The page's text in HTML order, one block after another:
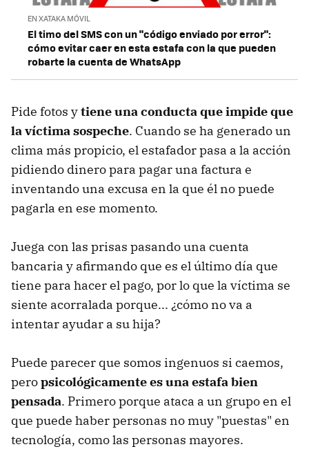
EN XATAKA MÓVIL
El timo del SMS con un "código enviado por error":
cómo evitar caer en esta estafa con la que pueden
robarte la cuenta de WhatsApp
Pide fotos ytiene una conducta que impide que
la víctima sospeche. Cuando se ha generado un
clima más propicio, el estafador pasa a la acción
pidiendo dinero para pagar una factura e
inventando una excusa en la que él no puede
pagarla en ese momento.
Juega con las prisas pasando una cuenta
bancaria y afirmando que es el último día que
tiene para hacer el pago, por lo que la víctima se
siente acorralada porque... ¿cómo no va a
intentar ayudar a su hija?
Puede parecer que somos ingenuos si caemos,
peropsicológicamente es una estafa bien
pensada. Primero porque ataca a un grupo en el
que puede haber personas no muy "puestas" en
tecnología, como las personas mayores.